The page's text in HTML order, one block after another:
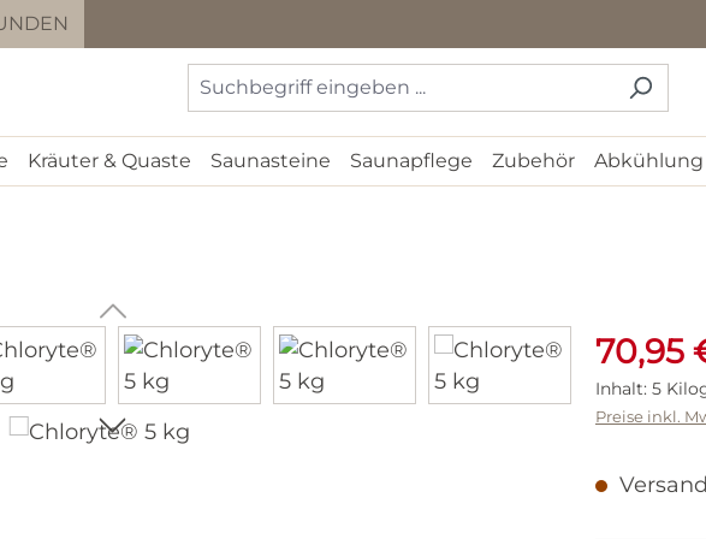
Kräuter & Quaste Saunasteine Saunapflege Zubehör Abkühlung
70,95
Inhalt: 5
Preise inkl.